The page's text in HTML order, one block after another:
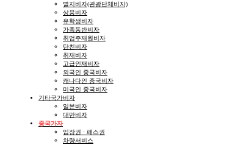
별지비자(관광단체비자)
상용비자
유학생비자
가족동반비자
취업주재원비자
탄친비자
취재비자
고급인재비자
외국인 중국비자
캐나다인 중국비자
미국인 중국비자
기타국가비자
일본비자
대만비자
중국가자
입장권 · 패스권
차량서비스